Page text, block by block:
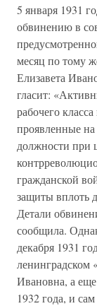
5 января 1931
обвинению в
месяц по тому
Елизавета
гласит:
рабочего
проявленные на
должности при
гражданской
защиты вплоть
Детали
сообщила.
декабря 1931
ленинградском
Ивановна, а
1932 года, и